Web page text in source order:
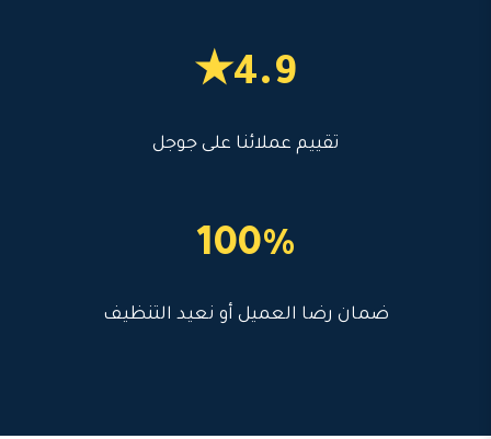
4.9★
تقييم عملائنا على جوجل
100%
ضمان رضا العميل أو نعيد التنظيف